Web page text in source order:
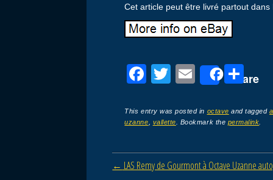
Cet article peut être livré partout dans
F
c
e
b
o
T
tt
er
E
ail
Share
P
ta
g
er
This entry was posted in octave and tagged
uzanne
vallette . Bookmark the permalink
Post navigation
← LAS Remy de Gourmont à Octave Uzanne